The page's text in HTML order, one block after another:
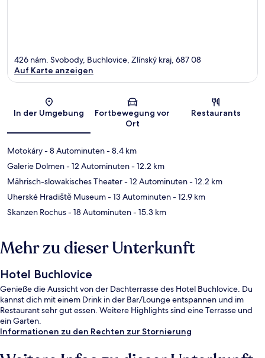
Karte
426 nám. Svobody, Buchlovice, Zlínský kraj, 687 08
Auf Karte anzeigen
In der Umgebung
Fortbewegung vor
Ort
Restaurants
Motokáry- 8 Autominuten- 8.4 km
Galerie Dolmen- 12 Autominuten- 12.2 km
Mährisch-slowakisches Theater- 12 Autominuten- 12.2 km
Uherské Hradiště Museum- 13 Autominuten- 12.9 km
Skanzen Rochus- 18 Autominuten- 15.3 km
Mehr zu dieser Unterkunft
Hotel Buchlovice
Genieße die Aussicht von der Dachterrasse des Hotel Buchlovice. Du
kannst dich mit einem Drink in der Bar/Lounge entspannen und im
Restaurant sehr gut essen. Weitere Highlights sind eine Terrasse und
ein Garten.
Informationen zu den Rechten zur Stornierung